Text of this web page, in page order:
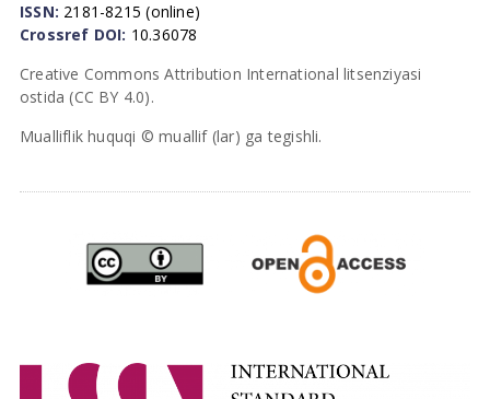
ISSN: 2181-8215 (online)
Crossref DOI: 10.36078
Creative Commons Attribution International litsenziyasi
ostida (CC BY 4.0).
Mualliflik huquqi © muallif (lar) ga tegishli.